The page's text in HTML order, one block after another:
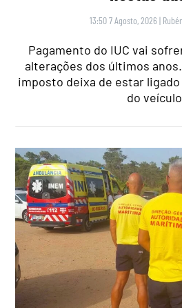
13:50 7 Agosto, 2026 |
Pagamento do IUC vai
alterações dos últimos
imposto deixa de estar
do veículo